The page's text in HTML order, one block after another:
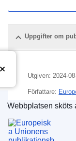
Uppgifter om
Utgiven: 2024-
Författare:
Ämne:
Europeiska
Webbplatsen sköts